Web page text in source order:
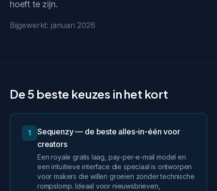
hoeft te zijn.
Bijgewerkt: januari 2026
De 5 beste keuzes in het kort
1
Sequenzy — de beste alles-in-één voor
creators
Een royale gratis laag, pay-per-e-mail model en
een intuïtieve interface die speciaal is ontworpen
voor makers die willen groeien zonder technische
rompslomp. Ideaal voor nieuwsbrieven,